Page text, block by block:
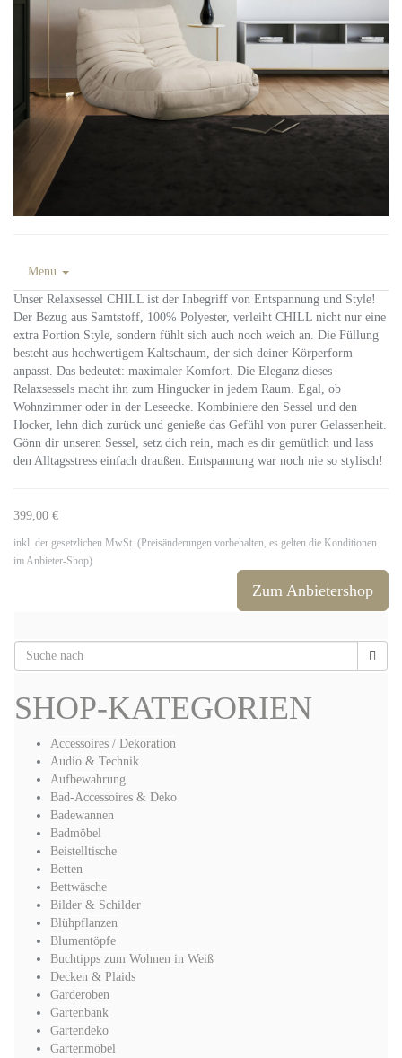
Menu
Unser Relaxsessel CHILL ist der Inbegriff von Entspannung und Style!
Der Bezug aus Samtstoff, 100% Polyester, verleiht CHILL nicht nur eine
extra Portion Style, sondern fühlt sich auch noch weich an. Die Füllung
besteht aus hochwertigem Kaltschaum, der sich deiner Körperform
anpasst. Das bedeutet: maximaler Komfort. Die Eleganz dieses
Relaxsessels macht ihn zum Hingucker in jedem Raum. Egal, ob
Wohnzimmer oder in der Leseecke. Kombiniere den Sessel und den
Hocker, lehn dich zurück und genieße das Gefühl von purer Gelassenheit.
Gönn dir unseren Sessel, setz dich rein, mach es dir gemütlich und lass
den Alltagsstress einfach draußen. Entspannung war noch nie so stylisch!
399,00 €
inkl. der gesetzlichen MwSt. (Preisänderungen vorbehalten, es gelten die Konditionen
im Anbieter-Shop)
Zum Anbietershop
SHOP-KATEGORIEN
Accessoires / Dekoration
Audio & Technik
Aufbewahrung
Bad-Accessoires & Deko
Badewannen
Badmöbel
Beistelltische
Betten
Bettwäsche
Bilder & Schilder
Blühpflanzen
Blumentöpfe
Buchtipps zum Wohnen in Weiß
Decken & Plaids
Garderoben
Gartenbank
Gartendeko
Gartenmöbel